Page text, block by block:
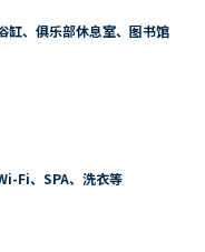
缸、俱乐部休息室、图书馆
Fi、SPA、洗衣等